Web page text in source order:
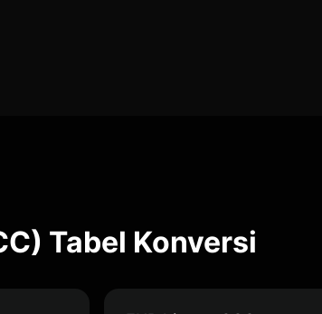
Tabel Konversi